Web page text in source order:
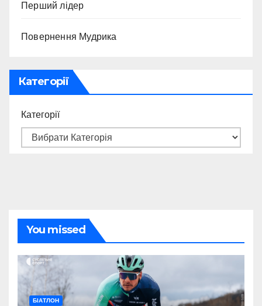
Перший лідер
Повернення Мудрика
Категорії
Категорії
You missed
БІАТЛОН